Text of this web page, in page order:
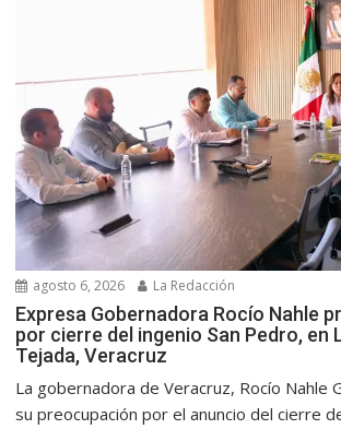
agosto 6, 2026 La Redacción
Expresa Gobernadora Rocío Nahle
por cierre del ingenio San Pedro, en
Tejada, Veracruz
La gobernadora de Veracruz, Rocío Nahle
su preocupación por el anuncio del cierre